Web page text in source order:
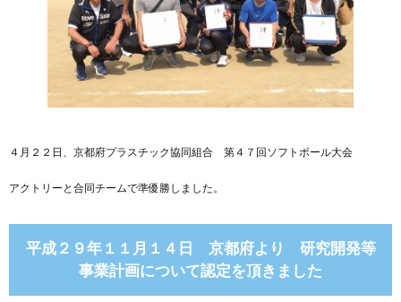
４月２２日、京都府プラスチック協同組合 第４７回ソフトボール大会
アクトリーと合同チームで準優勝しました。
平成２９年１１月１４日 京都府より 研究開発等
事業計画について認定を頂きました